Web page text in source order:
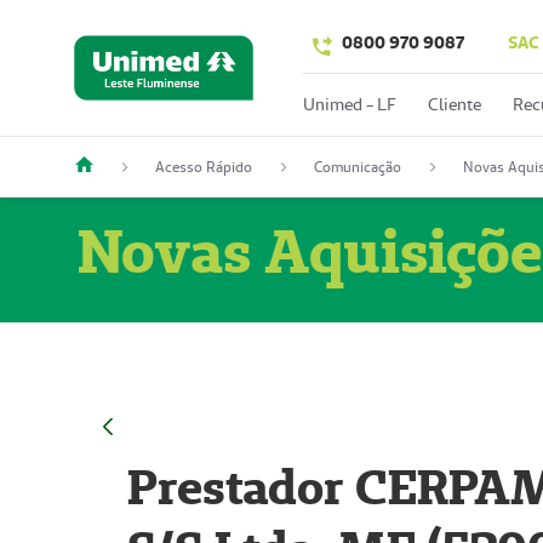
0800 970 9087 SAC
Unimed - LF Cliente
Acesso Rápido Comunicação Novas
Novas
Prestador